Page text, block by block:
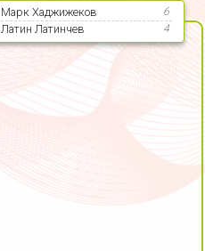
Марк Хаджижеков 6
Латин Латинчев 4